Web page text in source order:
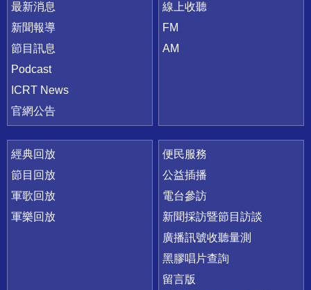
最新消息
新聞報導
節目訊息
Podcast
ICRT News
官網公告
線上收聽
FM
AM
經典回放
節目回放
軍歌回放
軍樂回放
便民服務
公益插播
電台參訪
新聞採訪暨節目訪談
廣播訊號收聽量測
黑膠唱片查詢
留言版